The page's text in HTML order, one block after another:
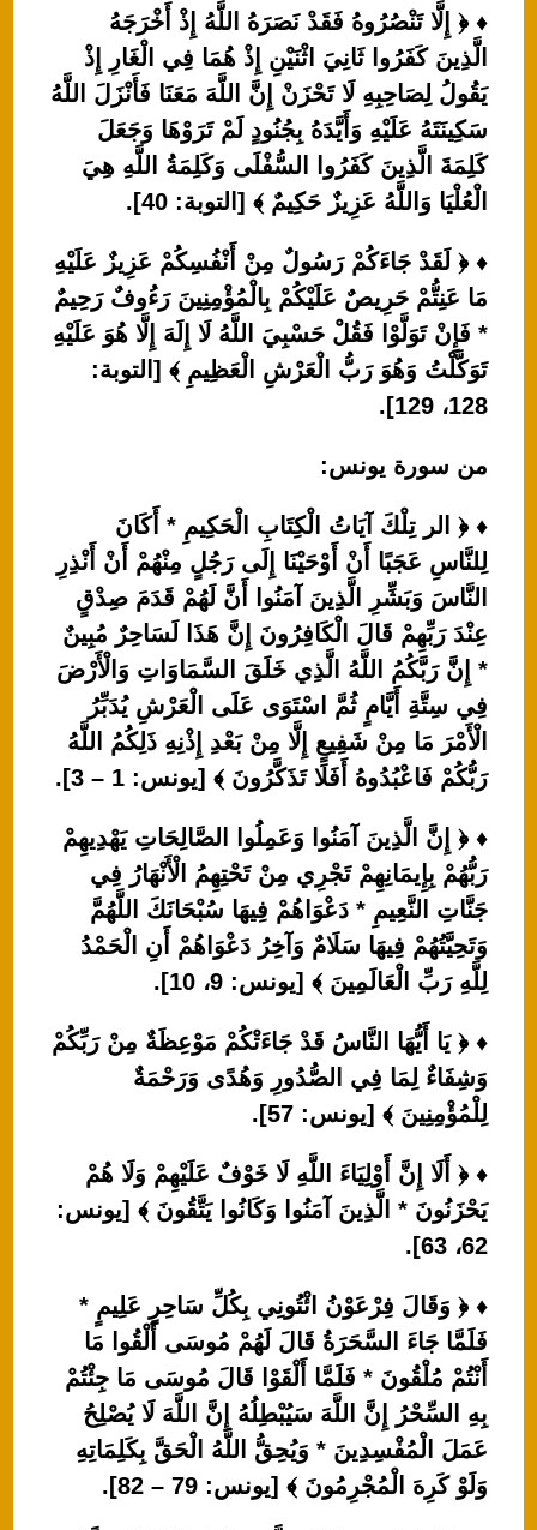
♦ ﴿ إِلَّا تَنْصُرُوهُ فَقَدْ نَصَرَهُ اللَّهُ إِذْ أَخْرَجَهُ
الَّذِينَ كَفَرُوا ثَانِيَ اثْنَيْنِ إِذْ هُمَا فِي الْغَارِ إِذْ
يَقُولُ لِصَاحِبِهِ لَا تَحْزَنْ إِنَّ اللَّهَ مَعَنَا فَأَنْزَلَ اللَّهُ
سَكِينَتَهُ عَلَيْهِ وَأَيَّدَهُ بِجُنُودٍ لَمْ تَرَوْهَا وَجَعَلَ
كَلِمَةَ الَّذِينَ كَفَرُوا السُّفْلَى وَكَلِمَةُ اللَّهِ هِيَ
الْعُلْيَا وَاللَّهُ عَزِيزٌ حَكِيمٌ ﴾ [التوبة: 40].
♦ ﴿ لَقَدْ جَاءَكُمْ رَسُولٌ مِنْ أَنْفُسِكُمْ عَزِيزٌ عَلَيْهِ
مَا عَنِتُّمْ حَرِيصٌ عَلَيْكُمْ بِالْمُؤْمِنِينَ رَءُوفٌ رَحِيمٌ
* فَإِنْ تَوَلَّوْا فَقُلْ حَسْبِيَ اللَّهُ لَا إِلَهَ إِلَّا هُوَ عَلَيْهِ
تَوَكَّلْتُ وَهُوَ رَبُّ الْعَرْشِ الْعَظِيمِ ﴾ [التوبة:
128، 129].
من سورة يونس:
♦ ﴿ الر تِلْكَ آيَاتُ الْكِتَابِ الْحَكِيمِ * أَكَانَ
لِلنَّاسِ عَجَبًا أَنْ أَوْحَيْنَا إِلَى رَجُلٍ مِنْهُمْ أَنْ أَنْذِرِ
النَّاسَ وَبَشِّرِ الَّذِينَ آمَنُوا أَنَّ لَهُمْ قَدَمَ صِدْقٍ
عِنْدَ رَبِّهِمْ قَالَ الْكَافِرُونَ إِنَّ هَذَا لَسَاحِرٌ مُبِينٌ
* إِنَّ رَبَّكُمُ اللَّهُ الَّذِي خَلَقَ السَّمَاوَاتِ وَالْأَرْضَ
فِي سِتَّةِ أَيَّامٍ ثُمَّ اسْتَوَى عَلَى الْعَرْشِ يُدَبِّرُ
الْأَمْرَ مَا مِنْ شَفِيعٍ إِلَّا مِنْ بَعْدِ إِذْنِهِ ذَلِكُمُ اللَّهُ
رَبُّكُمْ فَاعْبُدُوهُ أَفَلَا تَذَكَّرُونَ ﴾ [يونس: 1 – 3].
♦ ﴿ إِنَّ الَّذِينَ آمَنُوا وَعَمِلُوا الصَّالِحَاتِ يَهْدِيهِمْ
رَبُّهُمْ بِإِيمَانِهِمْ تَجْرِي مِنْ تَحْتِهِمُ الْأَنْهَارُ فِي
جَنَّاتِ النَّعِيمِ * دَعْوَاهُمْ فِيهَا سُبْحَانَكَ اللَّهُمَّ
وَتَحِيَّتُهُمْ فِيهَا سَلَامٌ وَآخِرُ دَعْوَاهُمْ أَنِ الْحَمْدُ
لِلَّهِ رَبِّ الْعَالَمِينَ ﴾ [يونس: 9، 10].
♦ ﴿ يَا أَيُّهَا النَّاسُ قَدْ جَاءَتْكُمْ مَوْعِظَةٌ مِنْ رَبِّكُمْ
وَشِفَاءٌ لِمَا فِي الصُّدُورِ وَهُدًى وَرَحْمَةٌ
لِلْمُؤْمِنِينَ ﴾ [يونس: 57].
♦ ﴿ أَلَا إِنَّ أَوْلِيَاءَ اللَّهِ لَا خَوْفٌ عَلَيْهِمْ وَلَا هُمْ
يَحْزَنُونَ * الَّذِينَ آمَنُوا وَكَانُوا يَتَّقُونَ ﴾ [يونس:
62، 63].
♦ ﴿ وَقَالَ فِرْعَوْنُ ائْتُونِي بِكُلِّ سَاحِرٍ عَلِيمٍ *
فَلَمَّا جَاءَ السَّحَرَةُ قَالَ لَهُمْ مُوسَى أَلْقُوا مَا
أَنْتُمْ مُلْقُونَ * فَلَمَّا أَلْقَوْا قَالَ مُوسَى مَا جِئْتُمْ
بِهِ السِّحْرُ إِنَّ اللَّهَ سَيُبْطِلُهُ إِنَّ اللَّهَ لَا يُصْلِحُ
عَمَلَ الْمُفْسِدِينَ * وَيُحِقُّ اللَّهُ الْحَقَّ بِكَلِمَاتِهِ
وَلَوْ كَرِهَ الْمُجْرِمُونَ ﴾ [يونس: 79 – 82].